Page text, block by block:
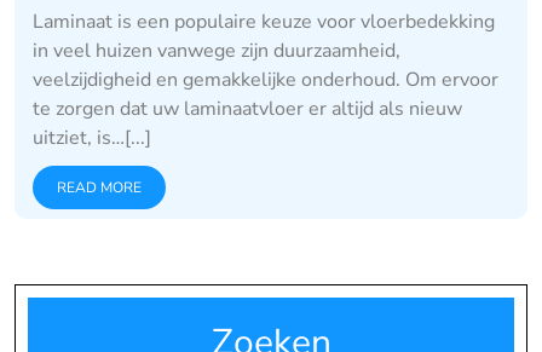
Laminaat is een populaire keuze voor vloerbedekking
in veel huizen vanwege zijn duurzaamheid,
veelzijdigheid en gemakkelijke onderhoud. Om ervoor
te zorgen dat uw laminaatvloer er altijd als nieuw
uitziet, is…[...]
READ MORE